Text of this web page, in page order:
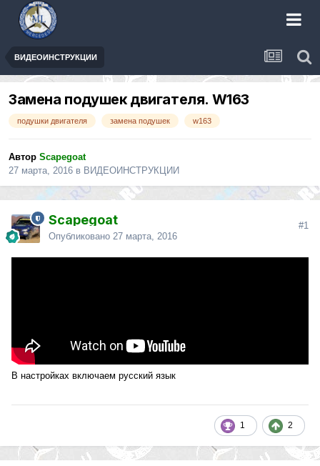
ВИДЕОИНСТРУКЦИИ
Замена подушек двигателя. W163
подушки двигателя замена подушек w163
Автор Scapegoat
27 марта, 2016 в ВИДЕОИНСТРУКЦИИ
Scapegoat
Опубликовано 27 марта, 2016
#1
В настройках включаем русский язык
1 2